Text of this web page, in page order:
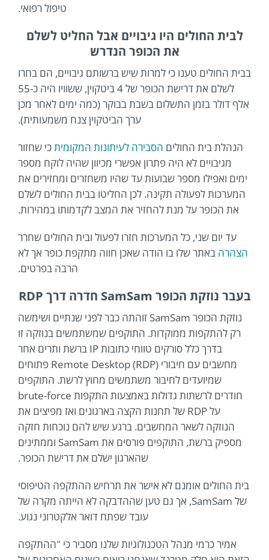
טיפול רפואי.
לבית החולים היו גיבויים אבל החליט לשלם
את הכופר הנדרש
בבית החולים טענו כי למרות שיש ברשותם גיבויים, הם בחרו
לשלם את דרישת הכופר של 4 ביטקוין, ששוויו היה כ-55
אלף דולר בזמן התשלום בשבת בבוקר (כמה ימים לאחר מכן
ערך הביטקוין צנח משמעותית).
הנהלת בית החולים הסבירה לעיתונות המקומיתכי שחזור
מגיבויים לא היה פתרון אפשרי מכיוון שהיה לוקח מספר
ימים ואפילו מספר שבועות עד שהיו משחזרים ומחזירים את
המערכות לפעולה תקינה. לכן החליטו בבית החולים לשלם
את הכופר על מנת להחזיר את המצב לקדמותו במהירות.
עד יום שני, כל המערכות חזרו לפעול ובית החולים שחרר
הצהרה באתר שלו בו הודה שאכן חווה מתקפת כופר אך לא
הרבה בפרטים.
בעבר נוזקת הכופר SamSam חדרה דרך RDP
נוזקת הכופר SamSam זוהתה כבר לפני שנתיים ושימשה
רק להתקפות ממוקדות. התוקפים שמשתמשים בנוזקה זו
בדרך כלל סורקים טווחי כתובות IP ברשת ותרים אחר
מחשבים עם חיבורי (Remote Desktop (RDP פתוחים
שמיועדים לחיבור משתמשים מחוץ לרשת. התוקפים
חודרים לרשתות גדולות באמצעות התקפות brute-force
על RDP של תחנות הקצה בארגונים ואז מפיצים את
הנוזקה לשאר המחשבים. ברגע שיש להם נוכחות חזקה
מספיק ברשת, התוקפים פורסים את SamSam וממתינים
שהארגון ישלם את דרישת הכופר.
בית החולים אומנם לא אישר את תרחיש ההתקפה הטיפוסי
של SamSam, אך גם טען שההדבקה לא הייתה מקרה של
עובד שפתח דואר אלקטרוני נגוע.
אמיר כרמי מנהל הטכנולוגיות שלנו מסביר כי "ההתקפה